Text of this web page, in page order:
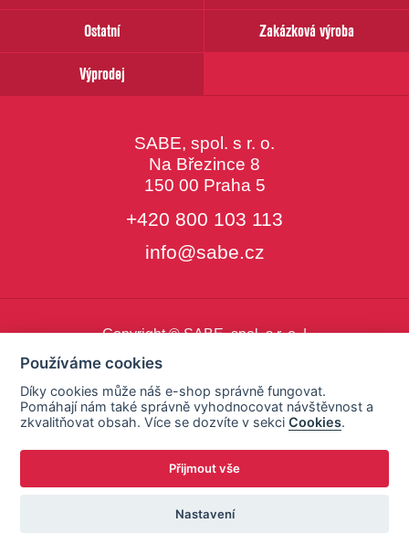
Ostatní
Zakázková výroba
Výprodej
SABE, spol. s r. o.
Na Březince 8
150 00 Praha 5
+420 800 103 113
info@sabe.cz
Copyright © SABE, spol. s r. o. |
Používáme cookies
Díky cookies může náš e-shop správně fungovat.
Pomáhají nám také správně vyhodnocovat návštěvnost a
zkvalitňovat obsah. Více se dozvíte v sekciCookies.
Přijmout vše
Nastavení